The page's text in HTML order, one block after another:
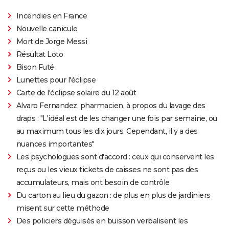
Incendies en France
Nouvelle canicule
Mort de Jorge Messi
Résultat Loto
Bison Futé
Lunettes pour l'éclipse
Carte de l'éclipse solaire du 12 août
Alvaro Fernandez, pharmacien, à propos du lavage des
draps : "L'idéal est de les changer une fois par semaine, ou
au maximum tous les dix jours. Cependant, il y a des
nuances importantes"
Les psychologues sont d'accord : ceux qui conservent les
reçus ou les vieux tickets de caisses ne sont pas des
accumulateurs, mais ont besoin de contrôle
Du carton au lieu du gazon : de plus en plus de jardiniers
misent sur cette méthode
Des policiers déguisés en buisson verbalisent les